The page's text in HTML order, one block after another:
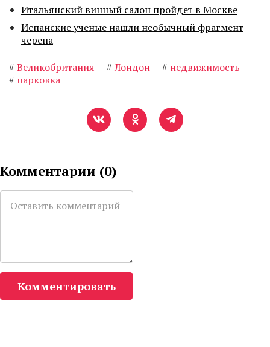
Итальянский винный салон пройдет в Москве
Испанские ученые нашли необычный фрагмент
черепа
# Великобритания # Лондон # недвижимость
# парковка
Комментарии (0)
Комментировать